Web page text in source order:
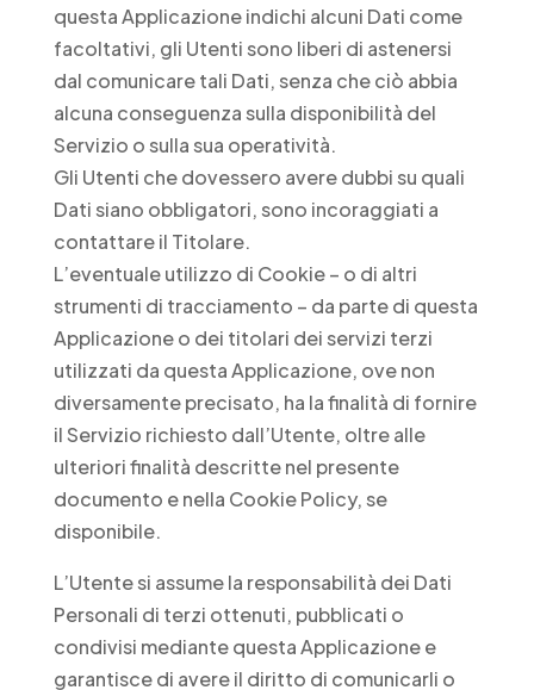
questa Applicazione indichi alcuni Dati come
facoltativi, gli Utenti sono liberi di astenersi
dal comunicare tali Dati, senza che ciò abbia
alcuna conseguenza sulla disponibilità del
Servizio o sulla sua operatività.
Gli Utenti che dovessero avere dubbi su quali
Dati siano obbligatori, sono incoraggiati a
contattare il Titolare.
L’eventuale utilizzo di Cookie – o di altri
strumenti di tracciamento – da parte di questa
Applicazione o dei titolari dei servizi terzi
utilizzati da questa Applicazione, ove non
diversamente precisato, ha la finalità di fornire
il Servizio richiesto dall’Utente, oltre alle
ulteriori finalità descritte nel presente
documento e nella Cookie Policy, se
disponibile.
L’Utente si assume la responsabilità dei Dati
Personali di terzi ottenuti, pubblicati o
condivisi mediante questa Applicazione e
garantisce di avere il diritto di comunicarli o